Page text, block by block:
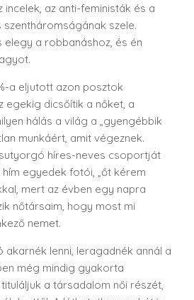
az anti-feministák és a
szele.
elegy a robbanáshoz, és én
a eljutott azon posztok
egekig dicsőítik a nőket, a
hálás a világ a „gyengébbik
munkáért, amit végeznek.
híres-neves csoportját
egyedek fotói, „őt kérem
mert az évben egy napra
nőtársaim, hogy most mi
nemet.
akarnék lenni, leragadnék annál a
még mindig gyakorta
a társadalom női részét,